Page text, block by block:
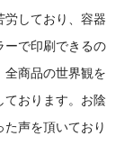
労しており、容器
ーで印刷できるの
全商品の世界観を
ております。お陰
声を頂いており